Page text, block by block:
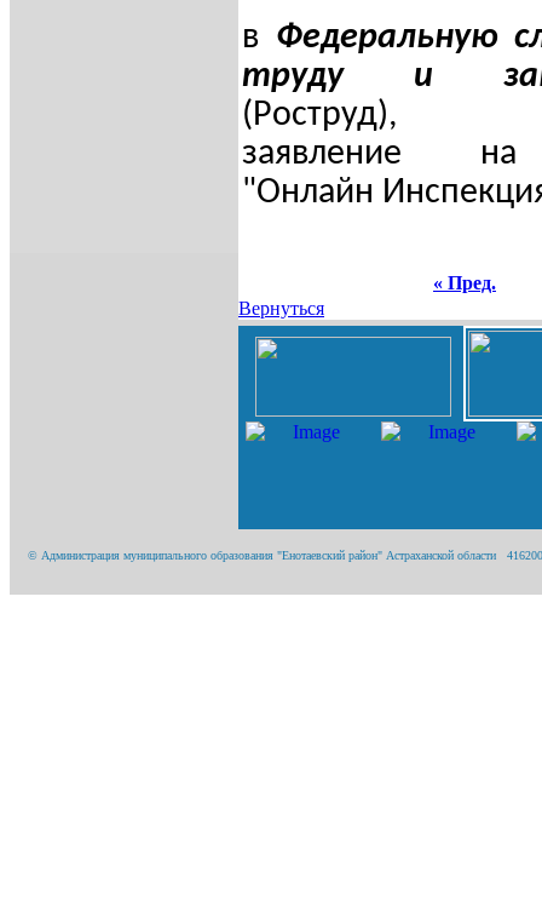
в Федеральную
труду и
(Роструд),
заявление
"Онлайн
« Пред.
Вернуться
© Администрация муниципального образования "Енотаевский район" Астраханской области